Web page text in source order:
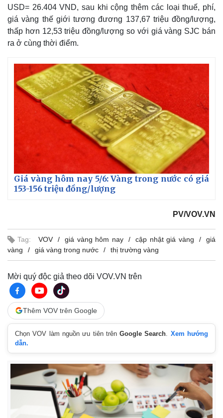
USD= 26.404 VND, sau khi cộng thêm các loại thuế, phí,
giá vàng thế giới tương đương 137,67 triệu đồng/lượng,
thấp hơn 12,53 triệu đồng/lượng so với giá vàng SJC bán
ra ở cùng thời điểm.
Giá vàng hôm nay 5/6: Vàng trong nước có giá
153-156 triệu đồng/lượng
PV/VOV.VN
Tag: VOV giá vàng hôm nay cập nhật giá vàng
giá
vàng
giá vàng trong nước thị trường vàng
Mời quý độc giả theo dõi VOV.VN trên
Thêm VOV trên Google
Chọn VOV làm nguồn ưu tiên trênGoogle Search
Xem hướng
dẫn.